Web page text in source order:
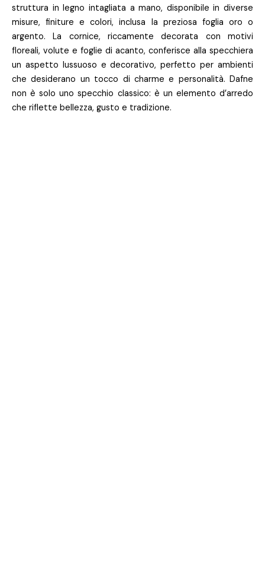
struttura in legno intagliata a mano, disponibile in diverse
misure, finiture e colori, inclusa la preziosa foglia oro o
argento. La cornice, riccamente decorata con motivi
floreali, volute e foglie di acanto, conferisce alla specchiera
un aspetto lussuoso e decorativo, perfetto per ambienti
che desiderano un tocco di charme e personalità. Dafne
non è solo uno specchio classico: è un elemento d’arredo
che riflette bellezza, gusto e tradizione.